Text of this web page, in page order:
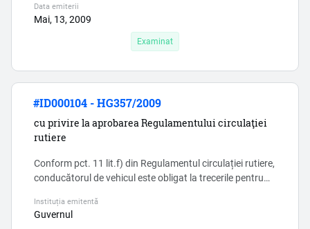
Data emiterii
Mai, 13, 2009
Examinat
#ID000104 - HG357/2009
cu privire la aprobarea Regulamentului circulaţiei
rutiere
Conform pct. 11 lit.f) din Regulamentul circulației rutiere,
conducătorul de vehicul este obligat la trecerile pentru
pietonilor care se află la marginea părții carosbile și
intenționează să se angajeze în traversare, precum și
Instituția emitentă
Guvernul